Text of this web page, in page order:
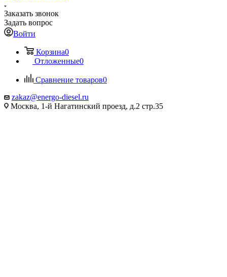
Заказать звонок
Задать вопрос
Войти
Корзина0
Отложенные0
Сравнение товаров0
zakaz@energo-diesel.ru
Москва, 1-й Нагатинский проезд, д.2 стр.35